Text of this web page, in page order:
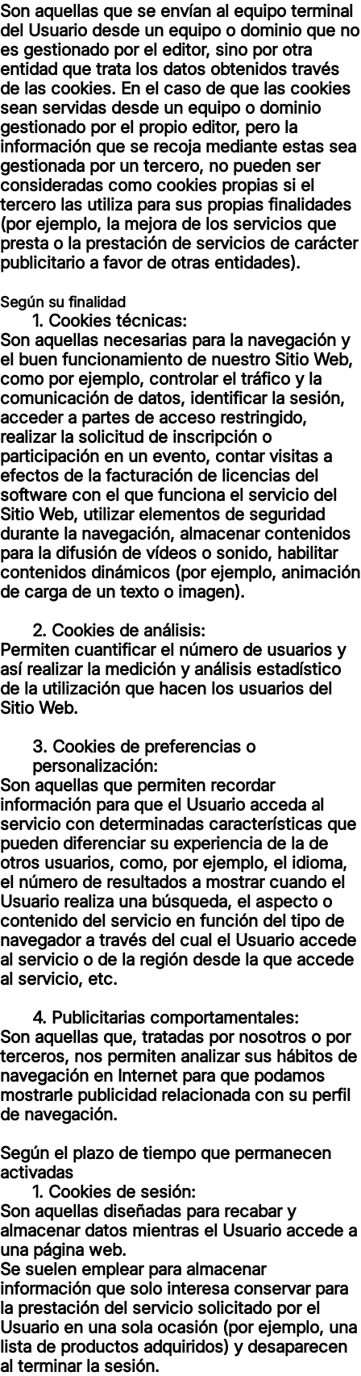
Son aquellas que se envían al equipo terminal
del Usuario desde un equipo o dominio que no
es gestionado por el editor, sino por otra
entidad que trata los datos obtenidos través
de las cookies. En el caso de que las cookies
sean servidas desde un equipo o dominio
gestionado por el propio editor, pero la
información que se recoja mediante estas sea
gestionada por un tercero, no pueden ser
consideradas como cookies propias si el
tercero las utiliza para sus propias finalidades
(por ejemplo, la mejora de los servicios que
presta o la prestación de servicios de carácter
publicitario a favor de otras entidades).
Según su finalidad
1. Cookies técnicas:
Son aquellas necesarias para la navegación y
el buen funcionamiento de nuestro Sitio Web,
como por ejemplo, controlar el tráfico y la
comunicación de datos, identificar la sesión,
acceder a partes de acceso restringido,
realizar la solicitud de inscripción o
participación en un evento, contar visitas a
efectos de la facturación de licencias del
software con el que funciona el servicio del
Sitio Web, utilizar elementos de seguridad
durante la navegación, almacenar contenidos
para la difusión de vídeos o sonido, habilitar
contenidos dinámicos (por ejemplo, animación
de carga de un texto o imagen).
2. Cookies de análisis:
Permiten cuantificar el número de usuarios y
así realizar la medición y análisis estadístico
de la utilización que hacen los usuarios del
Sitio Web.
3. Cookies de preferencias o
personalización:
Son aquellas que permiten recordar
información para que el Usuario acceda al
servicio con determinadas características que
pueden diferenciar su experiencia de la de
otros usuarios, como, por ejemplo, el idioma,
el número de resultados a mostrar cuando el
Usuario realiza una búsqueda, el aspecto o
contenido del servicio en función del tipo de
navegador a través del cual el Usuario accede
al servicio o de la región desde la que accede
al servicio, etc.
4. Publicitarias comportamentales:
Son aquellas que, tratadas por nosotros o por
terceros, nos permiten analizar sus hábitos de
navegación en Internet para que podamos
mostrarle publicidad relacionada con su perfil
de navegación.
Según el plazo de tiempo que permanecen
activadas
1. Cookies de sesión:
Son aquellas diseñadas para recabar y
almacenar datos mientras el Usuario accede a
una página web.
Se suelen emplear para almacenar
información que solo interesa conservar para
la prestación del servicio solicitado por el
Usuario en una sola ocasión (por ejemplo, una
lista de productos adquiridos) y desaparecen
al terminar la sesión.